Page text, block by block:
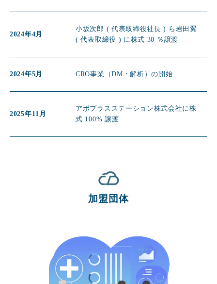
2024年4月
小坂次郎 ( 代表取締役社長 ) ら岩田翼
( 代表取締役 ) に株式 30 ％譲渡
2024年5月 CRO事業（DM・解析）の開始
2025年11月
アポプラスステーション株式会社に株
式 100% 譲渡
加盟団体